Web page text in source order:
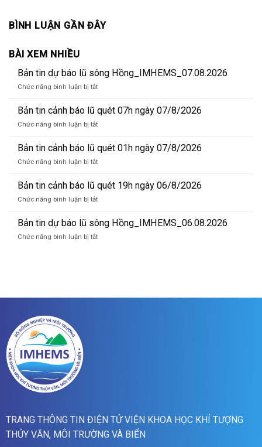
BÌNH LUẬN GẦN ĐÂY
BÀI XEM NHIỀU
Bản tin dự báo lũ sông Hồng_IMHEMS_07.08.2026
Chức năng bình luận bị tắtở
tin
báo
sông
Hồng_IMHEMS_07.08.2026
Bản tin cảnh báo lũ quét 07h ngày 07/8/2026
Chức năng bình luận bị tắtở
tin
báo
quét
07h
07/8/2026
Bản tin cảnh báo lũ quét 01h ngày 07/8/2026
Chức năng bình luận bị tắtở
tin
báo
quét
01h
Bản tin cảnh báo lũ quét 19h ngày 06/8/2026
Chức năng bình luận bị tắtở
tin
báo
Bản tin dự báo lũ sông Hồng_IMHEMS_06.08.2026
Chức năng bình luận bị tắtở
sông
TRANG THÔNG TIN ĐIỆN TỬ VIỆN KHOA HỌC KHÍ TƯỢNG
THỦY VĂN, MÔI TRƯỜNG VÀ BIỂN